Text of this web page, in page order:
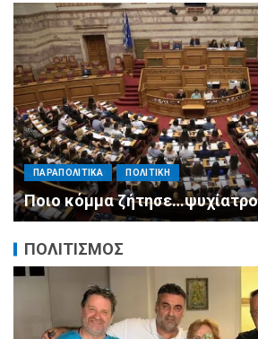
ΠΑΡΑΠΟΛΙΤΙΚΑ ΠΟΛΙΤΙΚΗ
Μητσοτάκης σε υπουργούς:
ανασχηματισμό, πιάστε
αυστηρές εντολές
ΠΟΛΙΤΙΣΜΟΣ